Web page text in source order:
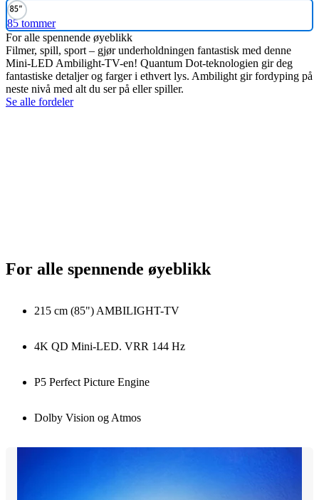
85 tommer
For alle spennende øyeblikk
Filmer, spill, sport – gjør underholdningen fantastisk med denne
Mini-LED Ambilight-TV-en! Quantum Dot-teknologien gir deg
fantastiske detaljer og farger i ethvert lys. Ambilight gir fordyping på
neste nivå med alt du ser på eller spiller.
Se alle fordeler
For alle spennende øyeblikk
215 cm (85") AMBILIGHT-TV
4K QD Mini-LED. VRR 144 Hz
P5 Perfect Picture Engine
Dolby Vision og Atmos